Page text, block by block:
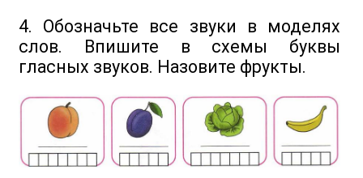
4. Обозначьте все звуки в моделях
слов. Впишите в схемы буквы
гласных звуков. Назовите фрукты.